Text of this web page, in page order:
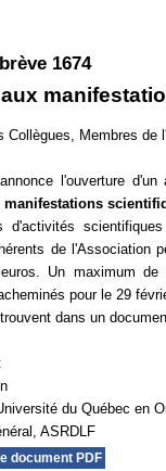
1674
Collègues, Membres de
l'ouverture
d'activités
de l'Association
Un maximum
pour le 29
dans un
du Québec en
ASRDLF
document PDF